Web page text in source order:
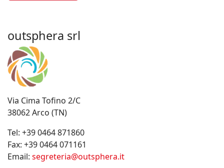
outsphera srl
Via Cima Tofino 2/C
38062 Arco (TN)
Tel: +39 0464 871860
Fax: +39 0464 071161
Email: segreteria@outsphera.it